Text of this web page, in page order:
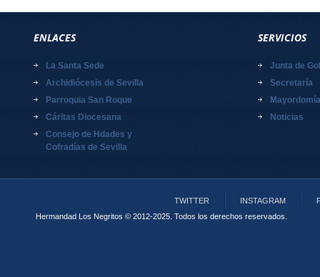
ENLACES
La Santa Sede
Archidiócesis de Sevilla
Parroquia San Roque
Cáritas Diocesana
Consejo de Hdades y
Cofradías de Sevilla
SERVICIOS
Junta de
Secretaría
Mayordomía
Noticias
TWITTER INSTAGRAM
Hermandad Los Negritos © 2012-2025. Todos los derechos reservados.